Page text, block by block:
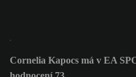
Cornelia Kapocs má v EA